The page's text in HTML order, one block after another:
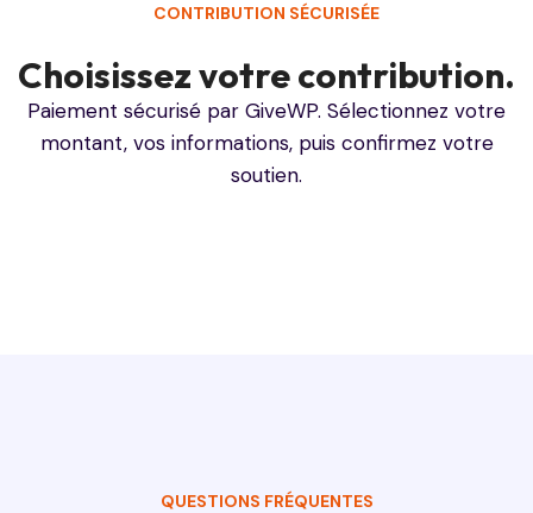
CONTRIBUTION SÉCURISÉE
Choisissez votre contribution.
Paiement sécurisé par GiveWP. Sélectionnez votre
montant, vos informations, puis confirmez votre
soutien.
QUESTIONS FRÉQUENTES